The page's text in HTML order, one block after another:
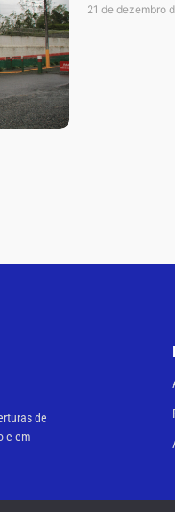
21 de dezembro
de
e em